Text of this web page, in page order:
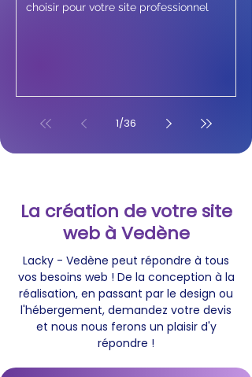
choisir pour votre site professionnel
1/36
La création de votre site
web à Vedène
Lacky - Vedène peut répondre à tous
vos besoins web ! De la conception à la
réalisation, en passant par le design ou
l'hébergement, demandez votre devis
et nous nous ferons un plaisir d'y
répondre !